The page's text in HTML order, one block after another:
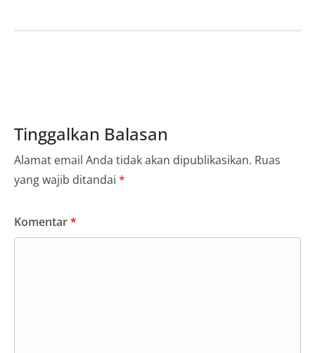
Tinggalkan Balasan
Alamat email Anda tidak akan dipublikasikan. Ruas
yang wajib ditandai *
Komentar*